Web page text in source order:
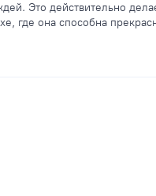
Это действительно
где она способна